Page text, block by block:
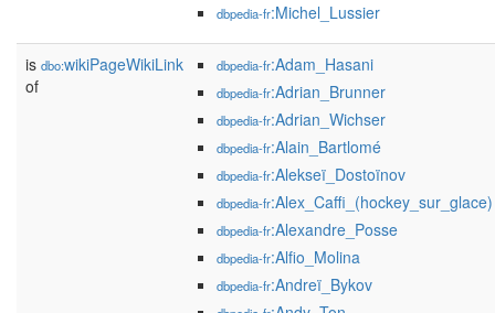
dbpedia-fr:Michel_Lussier
is dbo:wikiPageWikiLink
of
dbpedia-fr:Adam_Hasani
dbpedia-fr:Adrian_Brunner
dbpedia-fr:Adrian_Wichser
dbpedia-fr:Alain_Bartlomé
dbpedia-fr:Alekseï_Dostoïnov
dbpedia-fr:Alex_Caffi_(hockey_sur_glace)
dbpedia-fr:Alexandre_Posse
dbpedia-fr:Alfio_Molina
dbpedia-fr:Andreï_Bykov